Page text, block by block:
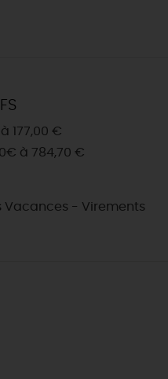
177,00 €
à 784,70 €
Vacances - Virements